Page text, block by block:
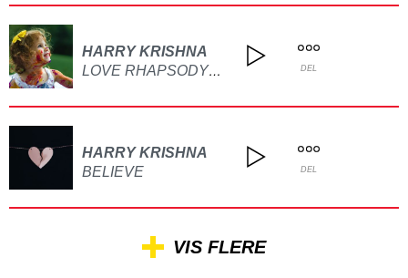
HARRY KRISHNA
LOVE RHAPSODY (JUST SOME LOVE) DEL
HARRY KRISHNA
BELIEVE
DEL
VIS FLERE